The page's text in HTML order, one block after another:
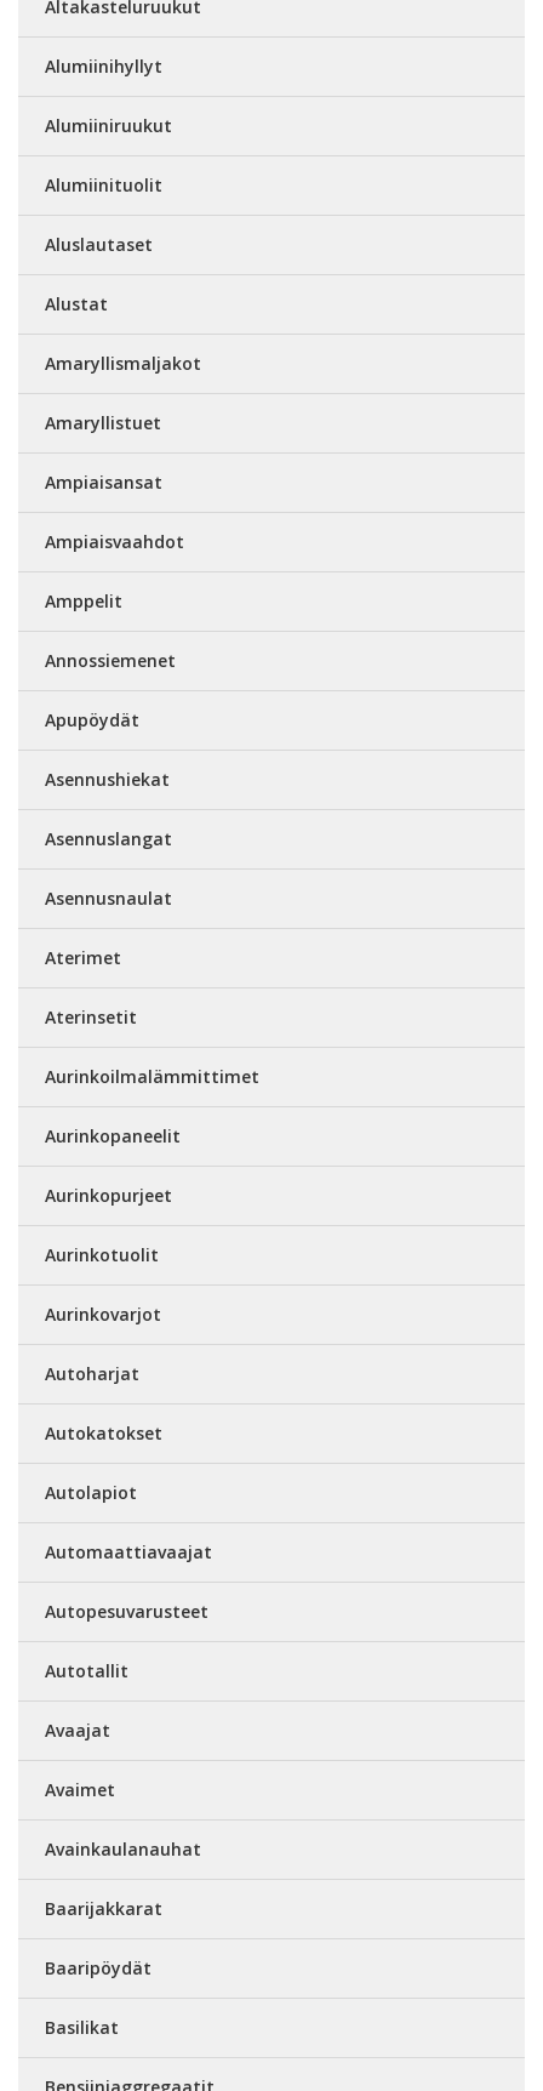
Altakasteluruukut
Alumiinihyllyt
Alumiiniruukut
Alumiinituolit
Aluslautaset
Alustat
Amaryllismaljakot
Amaryllistuet
Ampiaisansat
Ampiaisvaahdot
Amppelit
Annossiemenet
Apupöydät
Asennushiekat
Asennuslangat
Asennusnaulat
Aterimet
Aterinsetit
Aurinkoilmalämmittimet
Aurinkopaneelit
Aurinkopurjeet
Aurinkotuolit
Aurinkovarjot
Autoharjat
Autokatokset
Autolapiot
Automaattiavaajat
Autopesuvarusteet
Autotallit
Avaajat
Avaimet
Avainkaulanauhat
Baarijakkarat
Baaripöydät
Basilikat